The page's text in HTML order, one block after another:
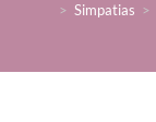
> Simpatias >